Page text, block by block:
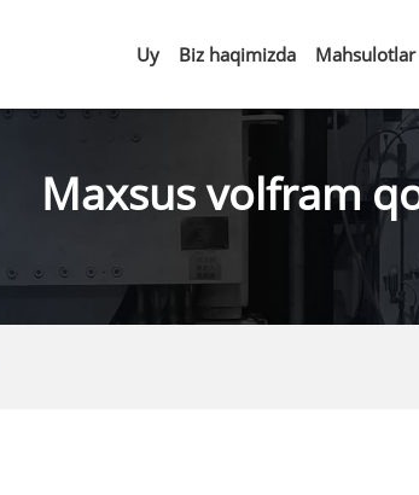
Uy Biz haqimizda Mahsulotlar
Maxsus volfram